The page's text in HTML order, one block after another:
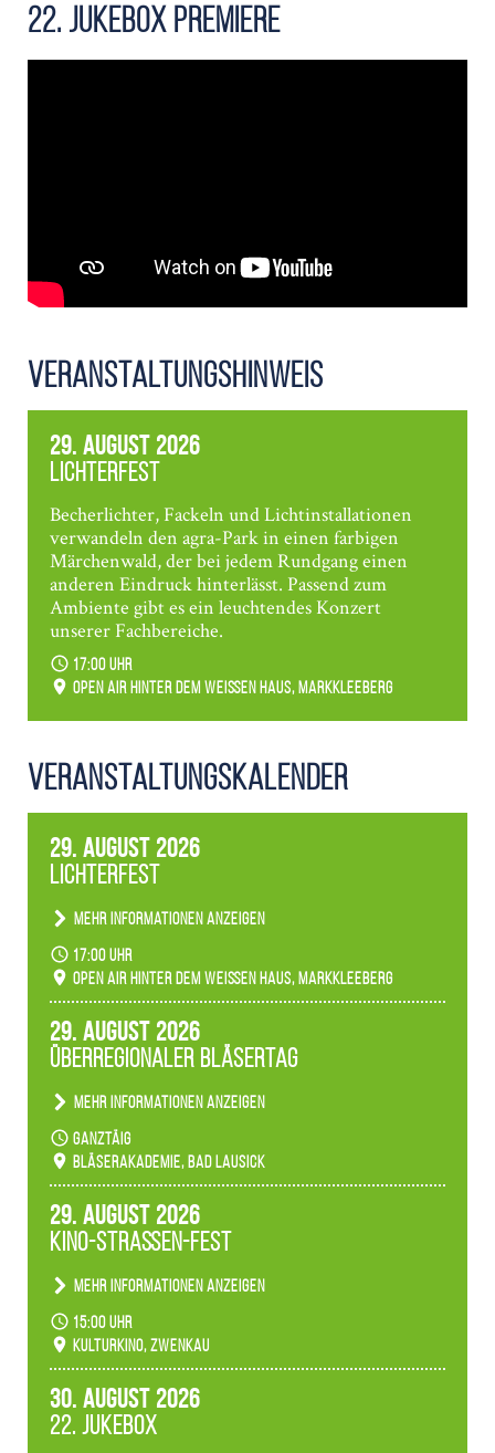
22. Jukebox Premiere
Veranstaltungshinweis
29. August 2026
Lichterfest
Becherlichter, Fackeln und Lichtinstallationen
verwandeln den agra-Park in einen farbigen
Märchenwald, der bei jedem Rundgang einen
anderen Eindruck hinterlässt. Passend zum
Ambiente gibt es ein leuchtendes Konzert
unserer Fachbereiche.
17:00 Uhr
Open Air hinter dem weißen Haus, Markkleeberg
Veranstaltungs­kalender
29. August 2026
Lichterfest
Mehr Informationen anzeigen
Becherlichter, Fackeln und Lichtinstallationen
verwandeln den agra-Park in einen farbigen
Märchenwald, der bei jedem Rundgang einen
Ambiente gibt es ein leuchtendes Konzert
unserer Fachbereiche.
17:00 Uhr
Open Air hinter dem weißen Haus, Markkleeberg
29. August 2026
Überregionaler Bläsertag
Mehr Informationen anzeigen
Teilnahme der Bläserklassen.
ganztäig
Bläserakademie, Bad Lausick
29. August 2026
Kino-Straßen-Fest
Mehr Informationen anzeigen
Konzert unserer Zwenkauer Schüler und
Schülerinnen zum Fest des Kulturkinos.
15:00 Uhr
Kulturkino, Zwenkau
30. August 2026
22. Jukebox